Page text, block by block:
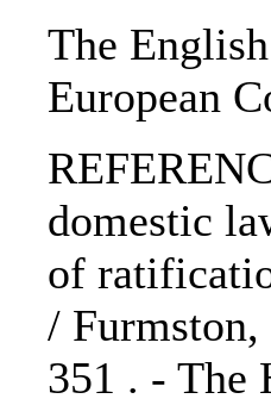
The
European
domestic
of
/
351 . - The